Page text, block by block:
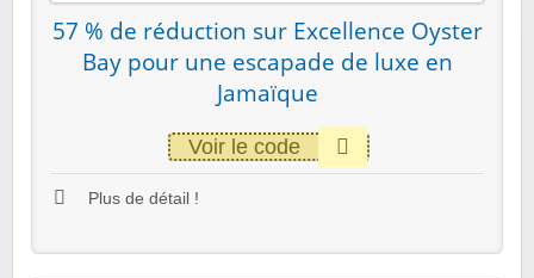
57 % de réduction sur Excellence Oyster
Bay pour une escapade de luxe en
Jamaïque
Voir le code
Plus de détail !